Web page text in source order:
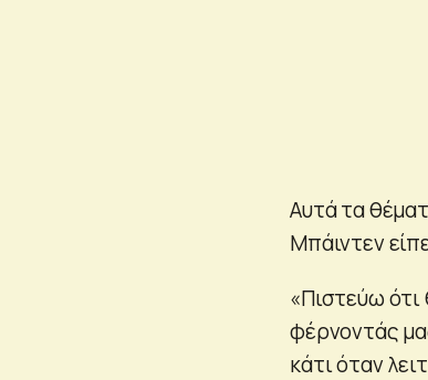
Αυτά τα
Μπάιντεν
«Πιστεύω
φέρνοντάς
κάτι όταν